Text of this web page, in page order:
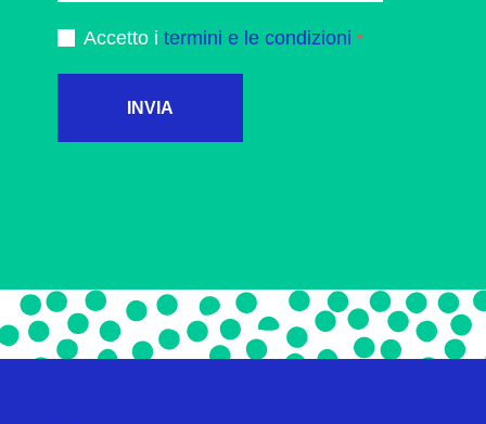
Accetto i termini e le condizioni
INVIA